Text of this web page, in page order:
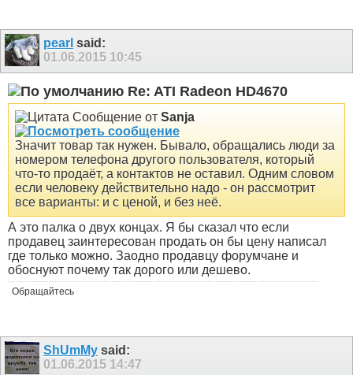
pearl said:
01.06.2015 10:45
Re: ATI Radeon HD4670
Сообщение от Sanja
Значит товар так нужен. Бывало, обращались люди за
номером телефона другого пользователя, который
что-то продаёт, а контактов не оставил. Одним словом
если человеку действительно надо - он рассмотрит
все варианты: и с ценой, и без неё.
А это палка о двух концах. Я бы сказал что если
продавец заинтересован продать он бы цену написал
где только можно. Заодно продавцу форумчане и
обоснуют почему так дорого или дешево.
Обращайтесь
ShUmMy said:
01.06.2015 14:47